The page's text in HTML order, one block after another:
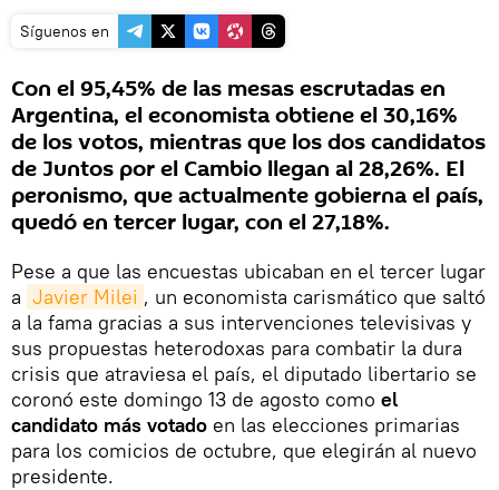
Síguenos en
Con el 95,45% de las mesas escrutadas en
Argentina, el economista obtiene el 30,16%
de los votos, mientras que los dos candidatos
de Juntos por el Cambio llegan al 28,26%. El
peronismo, que actualmente gobierna el país,
quedó en tercer lugar, con el 27,18%.
Pese a que las encuestas ubicaban en el tercer lugar
a Javier Milei , un economista carismático que saltó
a la fama gracias a sus intervenciones televisivas y
sus propuestas heterodoxas para combatir la dura
crisis que atraviesa el país, el diputado libertario se
coronó este domingo 13 de agosto como el
candidato más votado en las elecciones primarias
para los comicios de octubre, que elegirán al nuevo
presidente.